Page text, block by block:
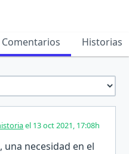
Comentarios Historias
el 13 oct 2021, 17:08h
necesidad en el